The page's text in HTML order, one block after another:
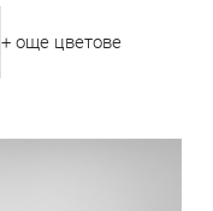
+ още цветове